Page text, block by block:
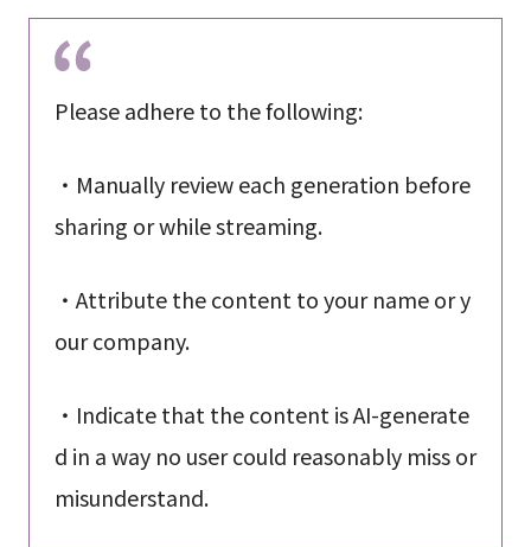
Please adhere to the following:
・Manually review each generation before
sharing or while streaming.
・Attribute the content to your name or y
our company.
・Indicate that the content is AI-generate
d in a way no user could reasonably miss or
misunderstand.